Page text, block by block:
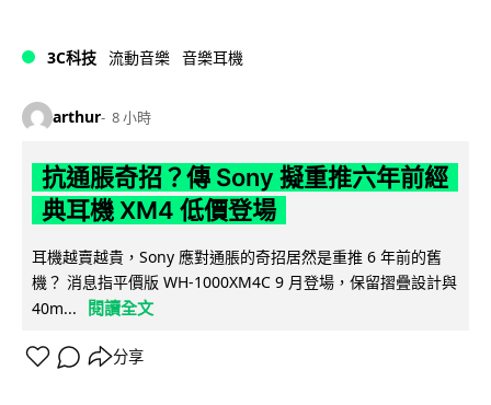
3C科技 流動音樂 音樂耳機
arthur 8 小時
抗通脹奇招？傳 Sony 擬重推六年前經
典耳機 XM4 低價登場
耳機越賣越貴，Sony 應對通脹的奇招居然是重推 6 年前的舊
機？ 消息指平價版 WH-1000XM4C 9 月登場，保留摺疊設計與
40m...
閱讀全文
分享